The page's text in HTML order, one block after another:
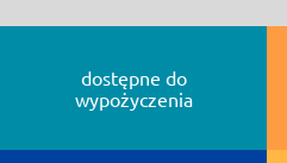
dostępne do
wypożyczenia